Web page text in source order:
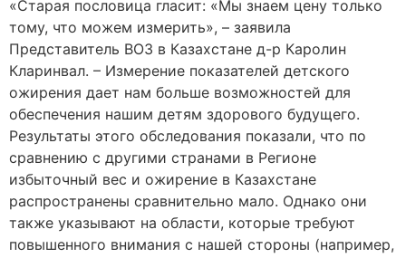
«Старая пословица гласит: «Мы знаем цену только
тому, что можем измерить», – заявила
Представитель ВОЗ в Казахстане д-р Каролин
Кларинвал. – Измерение показателей детского
ожирения дает нам больше возможностей для
обеспечения нашим детям здорового будущего.
Результаты этого обследования показали, что по
сравнению с другими странами в Регионе
избыточный вес и ожирение в Казахстане
распространены сравнительно мало. Однако они
также указывают на области, которые требуют
повышенного внимания с нашей стороны (например,